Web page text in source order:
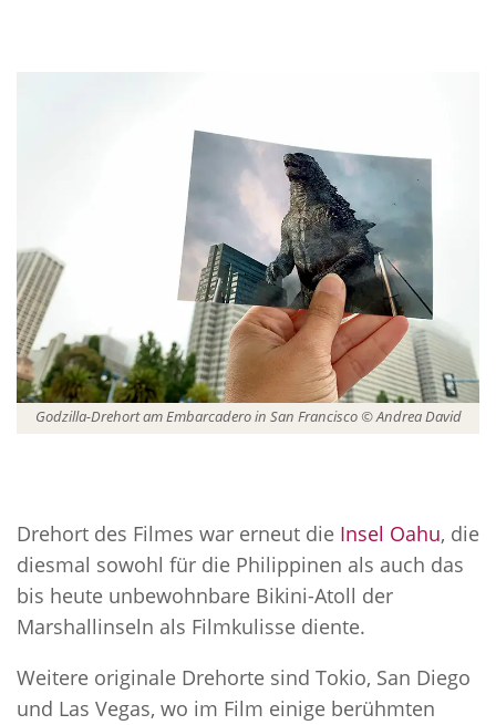
Godzilla-Drehort am Embarcadero in San Francisco © Andrea David
Drehort des Filmes war erneut die Insel Oahu, die
diesmal sowohl für die Philippinen als auch das
bis heute unbewohnbare Bikini-Atoll der
Marshallinseln als Filmkulisse diente.
Weitere originale Drehorte sind Tokio, San Diego
und Las Vegas, wo im Film einige berühmten